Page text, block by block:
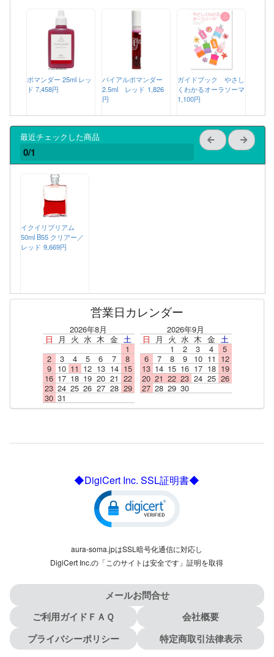
ポマンダー 25ml レッ
ド 7,458円
バイアルポマンダー
2.5ml レッド 1,826
円
ガイドブック やさし
くわかるオーラソーマ
1,100円
最近チェックした商品
0/1
イクイリブリアム
50ml B55 クリアー／
レッド 9,669円
営業日カレンダー
2026年8月
日
月 火 水 木 金 土
1
2
3 4 5 6 7
8
9
10 11 12 13 14 15
16 17 18 19 20 21 22
23 24 25 26 27 28 29
30 31
2026年9月
日
月 火 水 木 金 土
1
2 3 4
5
6
7 8 9 10 11 12
13 14 15 16 17 18 19
20 21 22 23 24 25 26
27 28 29 30
◆DigiCert Inc. SSL証明書◆
aura-soma.jpはSSL暗号化通信に対応し
DigiCert Inc.の「このサイトは安全です」証明を取得
メールお問合せ
ご利用ガイドＦＡＱ
会社概要
プライバシーポリシー
特定商取引法律表示